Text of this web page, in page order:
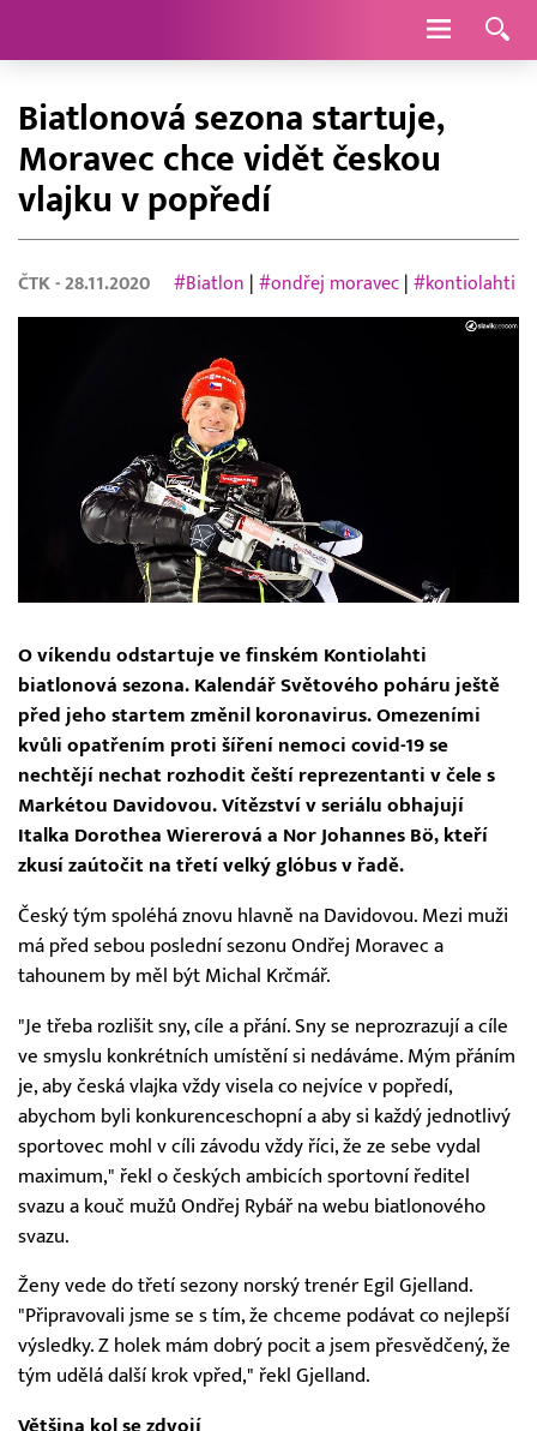
Navigace
Biatlonová sezona startuje,
Moravec chce vidět českou
vlajku v popředí
ČTK - 28.11.2020 #Biatlon |#ondřej moravec |#kontiolahti
O víkendu odstartuje ve finském Kontiolahti
biatlonová sezona. Kalendář Světového poháru ještě
před jeho startem změnil koronavirus. Omezeními
kvůli opatřením proti šíření nemoci covid-19 se
nechtějí nechat rozhodit čeští reprezentanti v čele s
Markétou Davidovou. Vítězství v seriálu obhajují
Italka Dorothea Wiererová a Nor Johannes Bö, kteří
zkusí zaútočit na třetí velký glóbus v řadě.
Český tým spoléhá znovu hlavně na Davidovou. Mezi muži
má před sebou poslední sezonu Ondřej Moravec a
tahounem by měl být Michal Krčmář.
"Je třeba rozlišit sny, cíle a přání. Sny se neprozrazují a cíle
ve smyslu konkrétních umístění si nedáváme. Mým přáním
je, aby česká vlajka vždy visela co nejvíce v popředí,
abychom byli konkurenceschopní a aby si každý jednotlivý
sportovec mohl v cíli závodu vždy říci, že ze sebe vydal
maximum," řekl o českých ambicích sportovní ředitel
svazu a kouč mužů Ondřej Rybář na webu biatlonového
svazu.
Ženy vede do třetí sezony norský trenér Egil Gjelland.
"Připravovali jsme se s tím, že chceme podávat co nejlepší
výsledky. Z holek mám dobrý pocit a jsem přesvědčený, že
tým udělá další krok vpřed," řekl Gjelland.
Většina kol se zdvojí